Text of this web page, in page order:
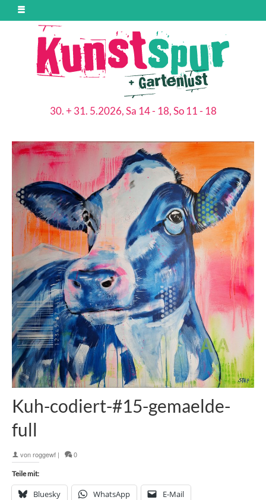
30. + 31. 5.2026, Sa 14 - 18, So 11 - 18
Kuh-codiert-#15-gemaelde-
full
vonroggewf | 0
Teile mit:
Bluesky WhatsApp E-Mail